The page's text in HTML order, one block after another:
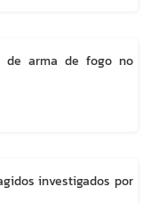
de arma de fogo no
investigados por